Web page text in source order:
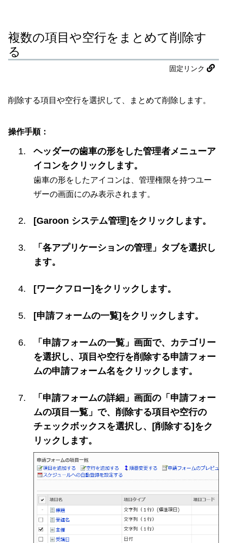
複数の項目や空行をまとめて削除す
る
固定リンク
削除する項目や空行を選択して、まとめて削除します。
操作手順：
ヘッダーの歯車の形をした管理者メニューア
イコンをクリックします。
歯車の形をしたアイコンは、管理権限を持つユー
ザーの画面にのみ表示されます。
[Garoon システム管理]をクリックします。
「各アプリケーションの管理」タブを選択し
ます。
[ワークフロー]をクリックします。
[申請フォームの一覧]をクリックします。
「申請フォームの一覧」画面で、カテゴリー
を選択し、項目や空行を削除する申請フォー
ムの申請フォーム名をクリックします。
「申請フォームの詳細」画面の「申請フォー
ムの項目一覧」で、削除する項目や空行の
チェックボックスを選択し、[削除する]をク
リックします。